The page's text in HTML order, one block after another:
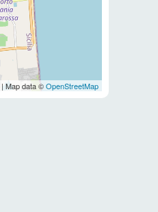
| Map data ©OpenStreetMap